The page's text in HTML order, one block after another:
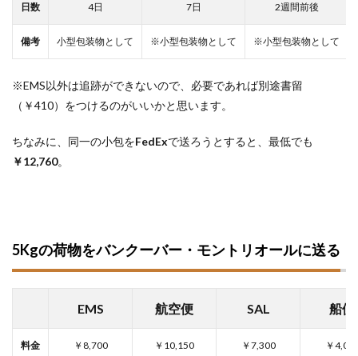
日数 4日 7日 2週間前後
備考 小型包装物として ※小型包装物として ※小型包装物として
※EMS以外は追跡ができないので、必要であれば別途書留
（￥410）をつけるのがいいかと思います。
ちなみに、同一の小包をFedExで送ろうとすると、最低でも
￥12,760。
5Kgの荷物をバンクーバー・モントリオールに送る
EMS 航空便 SAL 船便
料金 ￥8,700 ￥10,150 ￥7,300 ￥